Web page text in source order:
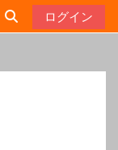
検索入力に切り替
ログイン